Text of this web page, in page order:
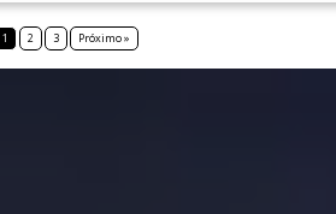
1 2 3 Próximo »